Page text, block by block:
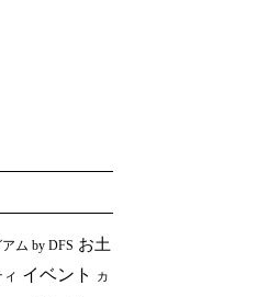
ム by DFS お土
イベント カ